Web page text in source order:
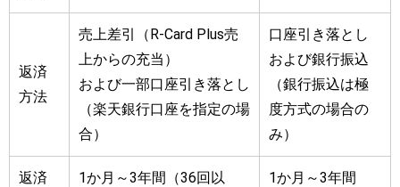
返済
方法
売上差引（R-Card Plus売
上からの充当）
および一部口座引き落とし
（楽天銀行口座を指定の場
合）
口座引き落とし
および銀行振込
（銀行振込は極
度方式の場合の
み）
返済
1か月～3年間（36回以
1か月～3年間